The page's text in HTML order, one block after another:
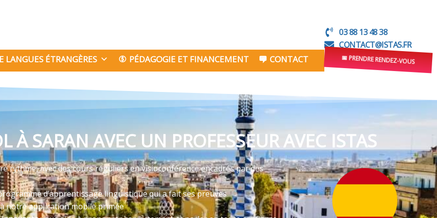
LANGUES ÉTRANGÈRES PÉDAGOGIE ET FINANCEMENT CONTACT
03 88 13 48 38
CONTACT@ISTAS.FR
📅 PRENDRE RENDEZ-VOUS
À SARAN AVEC UN PROFESSEUR AVEC ISTAS
rythme, avec des cours réguliers en visioconférence encadrés par des
d’apprentissage linguistique qui a fait ses preuves
notre application mobile primée